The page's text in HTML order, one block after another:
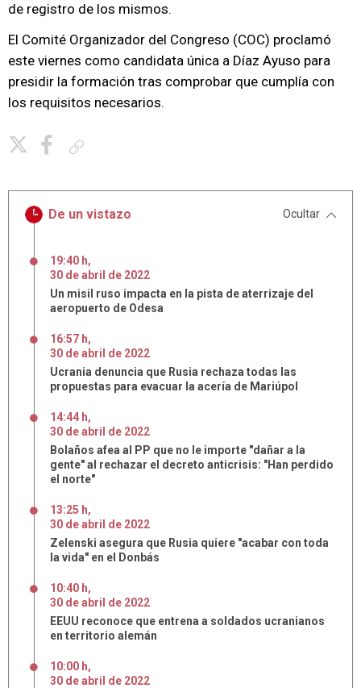
de registro de los mismos.
El Comité Organizador del Congreso (COC) proclamó
este viernes como candidata única a Díaz Ayuso para
presidir la formación tras comprobar que cumplía con
los requisitos necesarios.
De un vistazo Ocultar
19:40 h,
30 deabril de 2022
Un misil ruso impacta en la pista de aterrizaje del
aeropuerto de Odesa
16:57 h,
30 deabril de 2022
Ucrania denuncia que Rusia rechaza todas las
propuestas para evacuar la acería de Mariúpol
14:44 h,
30 deabril de 2022
Bolaños afea al PP que no le importe "dañar a la
gente" al rechazar el decreto anticrisis: "Han perdido
el norte"
13:25 h,
30 deabril de 2022
Zelenski asegura que Rusia quiere "acabar con toda
la vida" en el Donbás
10:40 h,
30 deabril de 2022
EEUU reconoce que entrena a soldados ucranianos
en territorio alemán
10:00 h,
30 deabril de 2022